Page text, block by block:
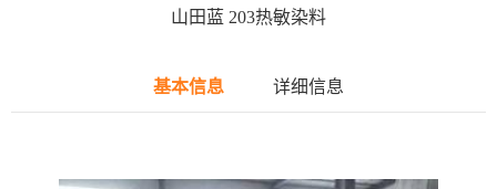
山田蓝 203热敏染料
基本信息 详细信息